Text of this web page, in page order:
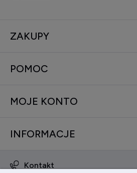
ZAKUPY
POMOC
MOJE KONTO
INFORMACJE
Kontakt